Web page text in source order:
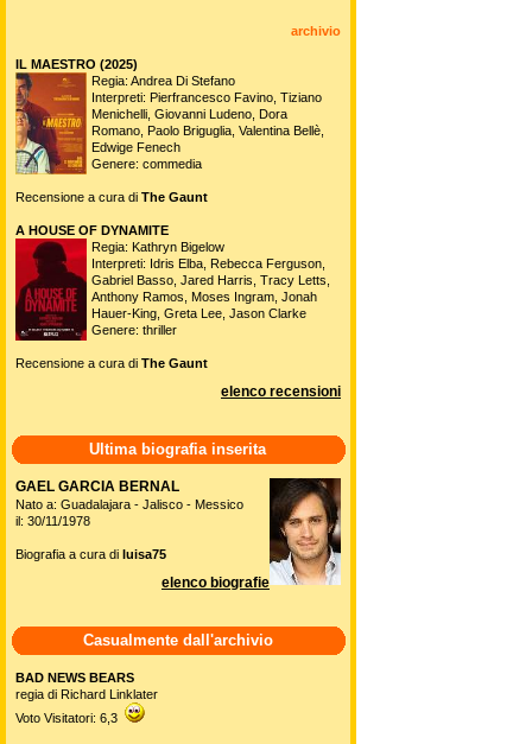
archivio
IL MAESTRO (2025)
Regia: Andrea Di Stefano
Interpreti: Pierfrancesco Favino, Tiziano
Menichelli, Giovanni Ludeno, Dora
Romano, Paolo Briguglia, Valentina Bellè,
Edwige Fenech
Genere: commedia
Recensione a cura di The Gaunt
A HOUSE OF DYNAMITE
Regia: Kathryn Bigelow
Interpreti: Idris Elba, Rebecca Ferguson,
Gabriel Basso, Jared Harris, Tracy Letts,
Anthony Ramos, Moses Ingram, Jonah
Hauer-King, Greta Lee, Jason Clarke
Genere: thriller
Recensione a cura di The Gaunt
elenco recensioni
Ultima biografia inserita
GAEL GARCIA BERNAL
Nato a: Guadalajara - Jalisco - Messico
il: 30/11/1978
Biografia a cura di luisa75
elenco biografie
Casualmente dall'archivio
BAD NEWS BEARS
regia di Richard Linklater
Voto Visitatori: 6,3